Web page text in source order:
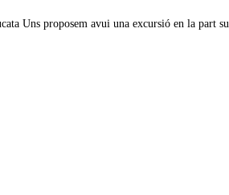
Uns proposem avui una excursió en la part